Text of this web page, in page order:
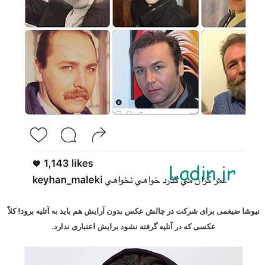
نیوشا ضیغمی برای شرکت در چالش عکس بدون آرایش هم باید به آتلیه برود! کلاً
عکسی که در آتلیه گرفته نشود برایش اعتباری ندارد.